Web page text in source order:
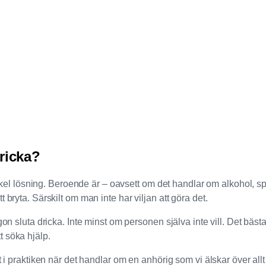
lösning. Beroende är – oavsett om det handlar om alkohol,
bryta. Särskilt om man inte har viljan att göra det.
sluta dricka. Inte minst om personen själva inte vill. Det
söka hjälp.
praktiken när det handlar om en anhörig som vi älskar över